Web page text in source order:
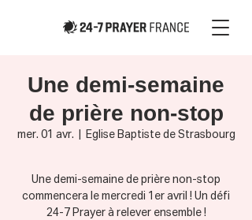
Une demi-semaine
de prière non-stop
mer. 01 avr. Eglise Baptiste de Strasbourg
Une demi-semaine de prière non-stop
commencera le mercredi 1er avril ! Un défi
24-7 Prayer à relever ensemble !